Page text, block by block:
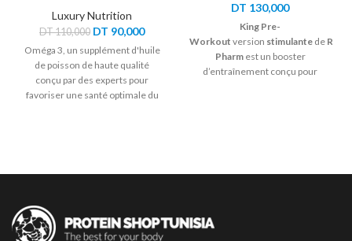
Luxury Nutrition
DT110,000 Le
prix
initial
DT 110,000.
DT 90,000Le
prix
actuel
DT 90,000.
Oméga 3, un supplément d'huile
de poisson de haute qualité
conçu par des experts pour
favoriser une santé optimale du
DT 130,000
King Pre-
Workout version stimulante de Real
Pharmest un booster
d’entraînement conçu pour